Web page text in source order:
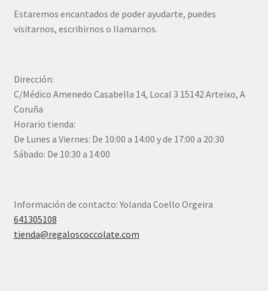
Estaremos encantados de poder ayudarte, puedes
visitarnos, escribirnos o llamarnos.
Dirección:
C/Médico Amenedo Casabella 14, Local 3 15142 Arteixo, A
Coruña
Horario tienda:
De Lunes a Viernes: De 10:00 a 14:00 y de 17:00 a 20:30
Sábado: De 10:30 a 14:00
Información de contacto: Yolanda Coello Orgeira
641305108
tienda@regaloscoccolate.com